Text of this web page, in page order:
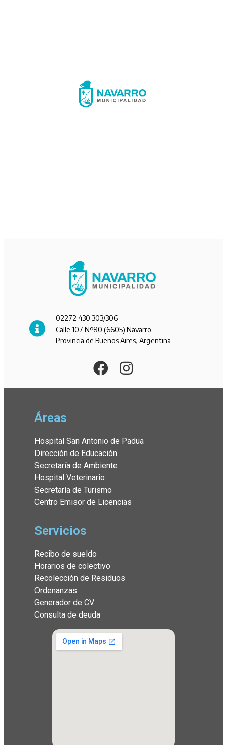
02272 430 303/306
Calle 107 Nº80 (6605) Navarro
Provincia de Buenos Aires, Argentina
Áreas
Hospital San Antonio de Padua
Dirección de Educación
Secretaría de Ambiente
Hospital Veterinario
Secretaría de Turismo
Centro Emisor de Licencias
Servicios
Recibo de sueldo
Horarios de colectivo
Recolección de Residuos
Ordenanzas
Generador de CV
Consulta de deuda